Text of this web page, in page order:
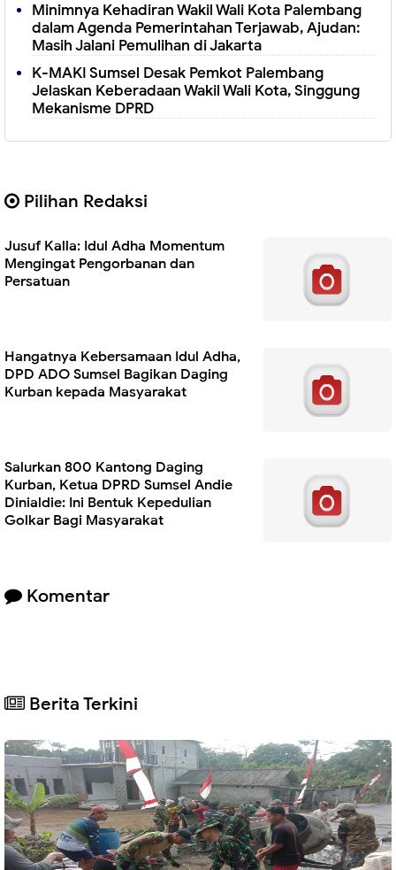
Minimnya Kehadiran Wakil Wali Kota Palembang
dalam Agenda Pemerintahan Terjawab, Ajudan:
Masih Jalani Pemulihan di Jakarta
K-MAKI Sumsel Desak Pemkot Palembang
Jelaskan Keberadaan Wakil Wali Kota, Singgung
Mekanisme DPRD
Pilihan Redaksi
Jusuf Kalla: Idul Adha Momentum
Mengingat Pengorbanan dan
Persatuan
Hangatnya Kebersamaan Idul Adha,
DPD ADO Sumsel Bagikan Daging
Kurban kepada Masyarakat
Salurkan 800 Kantong Daging
Kurban, Ketua DPRD Sumsel Andie
Dinialdie: Ini Bentuk Kepedulian
Golkar Bagi Masyarakat
Komentar
Berita Terkini